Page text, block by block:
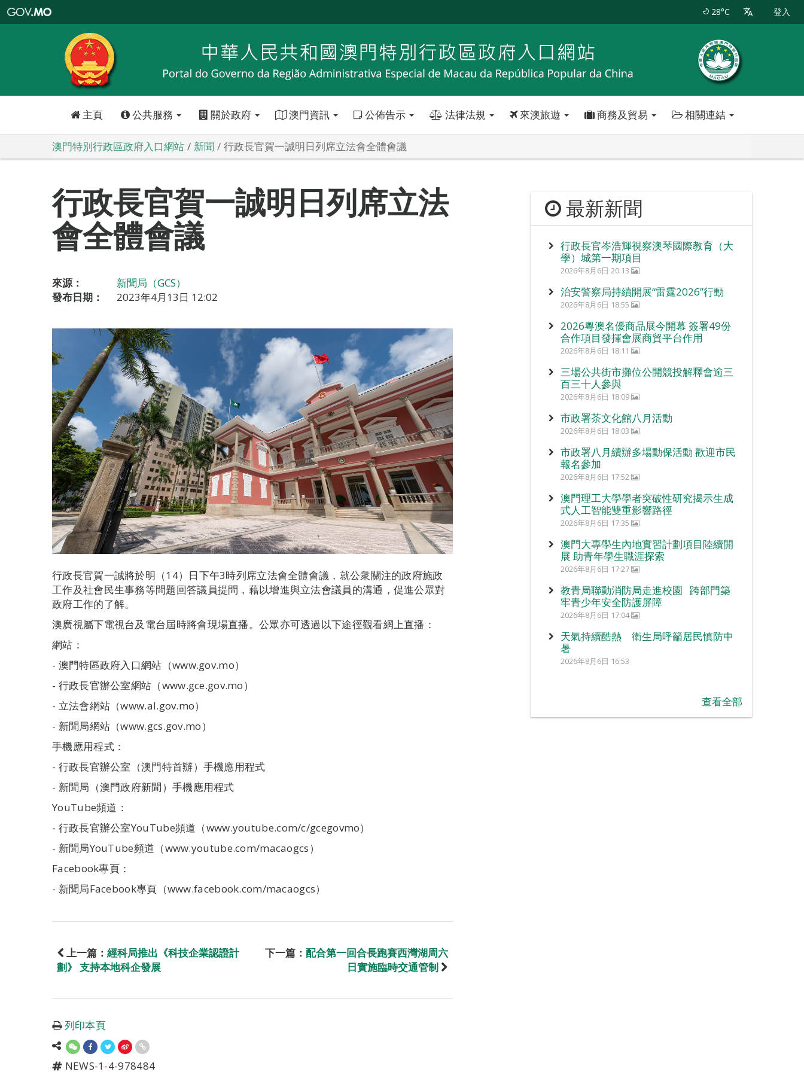
特
政
區
政
口
28°C 登入
主頁 公共服務 關於政府 澳門資訊 公佈告示 法律法規 來澳旅遊 商務及貿易 相關連結
澳門特別行政區政府入口網站 新聞 行政長官賀一誠明日列席立法會全體會議
行政長官賀一誠明日列席立法
會全體會議
來源：
新聞局（GCS）
發布日期：
2023年4月13日 12:02
行政長官賀一誠將於明（14）日下午3時列席立法會全體會議，就公衆關注的政府施政
工作及社會民生事務等問題回答議員提問，藉以增進與立法會議員的溝通，促進公眾對
政府工作的了解。
澳廣視屬下電視台及電台屆時將會現場直播。公眾亦可透過以下途徑觀看網上直播：
網站：
- 澳門特區政府入口網站（www.gov.mo）
- 行政長官辦公室網站（www.gce.gov.mo）
- 立法會網站（www.al.gov.mo）
- 新聞局網站（www.gcs.gov.mo）
手機應用程式：
- 行政長官辦公室（澳門特首辦）手機應用程式
- 新聞局（澳門政府新聞）手機應用程式
YouTube頻道：
- 行政長官辦公室YouTube頻道（www.youtube.com/c/gcegovmo）
- 新聞局YouTube頻道（www.youtube.com/macaogcs）
Facebook專頁：
- 新聞局Facebook專頁（www.facebook.com/macaogcs）
上一篇： 經科局推出《科技企業認證計
劃》 支持本地科企發展
下一篇： 配合第一回合長跑賽西灣湖周六
日實施臨時交通管制
列印本頁
NEWS-1-4-978484
最新新聞
行政長官岑浩輝視察澳琴國際教育（大
學）城第一期項目
2026年8月6日 20:13
治安警察局持續開展“雷霆2026”行動
2026年8月6日 18:55
2026粵澳名優商品展今開幕 簽署49份
合作項目發揮會展商貿平台作用
2026年8月6日 18:11
三場公共街市攤位公開競投解釋會逾三
百三十人參與
2026年8月6日 18:09
市政署茶文化館八月活動
2026年8月6日 18:03
市政署八月續辦多場動保活動 歡迎市民
報名參加
2026年8月6日 17:52
澳門理工大學學者突破性研究揭示生成
式人工智能雙重影響路徑
2026年8月6日 17:35
澳門大專學生內地實習計劃項目陸續開
展 助青年學生職涯探索
2026年8月6日 17:27
教青局聯動消防局走進校園 跨部門築
牢青少年安全防護屏障
2026年8月6日 17:04
天氣持續酷熱 衛生局呼籲居民慎防中
暑
2026年8月6日 16:53
查看全部